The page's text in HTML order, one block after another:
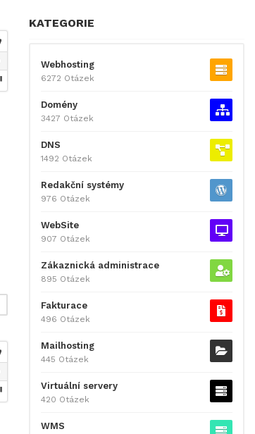
KATEGORIE
Webhosting
6272 Otázek
Domény
3427 Otázek
DNS
1492 Otázek
Redakční systémy
976 Otázek
WebSite
907 Otázek
Zákaznická administrace
895 Otázek
Fakturace
496 Otázek
Mailhosting
445 Otázek
Virtuální servery
420 Otázek
WMS